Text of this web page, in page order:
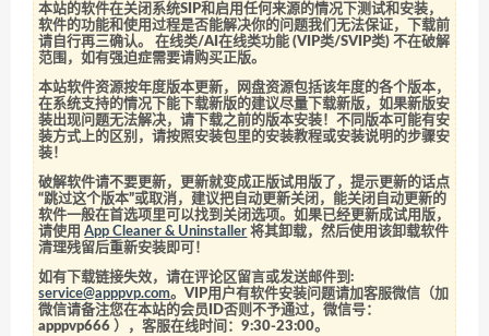
本站的软件在关闭系统SIP和启用任何来源的情况下测试和安装，
软件的功能和使用过程是否能解决你的问题我们无法保证，下载前
请自行再三确认。 在线类/AI在线类功能 (VIP类/SVIP类) 不在破解
范围，如有强迫症需要请购买正版。
本站软件资源按年度版本更新，网盘资源包括该年度的各个版本，
在系统支持的情况下能下载新版的建议尽量下载新版，如果新版安
装出现问题无法解决，请下载之前的版本安装！不同版本可能有安
装方式上的区别，请按照安装包里的安装教程或安装说明的步骤安
装！
破解软件请不要更新，更新就变成正版试用版了，提示更新的话点
“跳过这个版本”或取消，建议把自动更新关闭，能关闭自动更新的
软件一般在首选项里可以找到关闭选项。如果已经更新成试用版，
请使用App Cleaner & Uninstaller 将其卸载，然后使用该卸载软件
清理残留后重新安装即可！
如有下载链接失效，请在评论区留言或发送邮件到:
service@apppvp.com。VIP用户有软件安装问题请加客服微信（加
微信请备注您在本站的会员ID否则不予通过，微信号：
apppvp666 ），客服在线时间：9:30-23:00。